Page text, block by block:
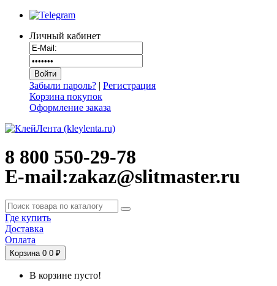
Личный кабинет
Забыли пароль? | Регистрация
Корзина покупок
Оформление заказа
8 800 550-29-78
E-mail:zakaz@slitmaster.ru
Где купить
Доставка
Оплата
Корзина 0 0 ₽
В корзине пусто!